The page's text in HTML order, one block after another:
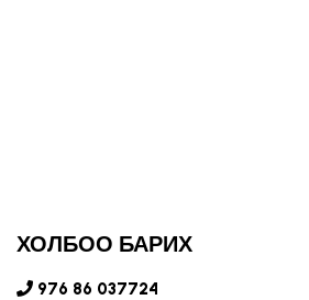
ХОЛБОО БАРИХ
976 86 037724